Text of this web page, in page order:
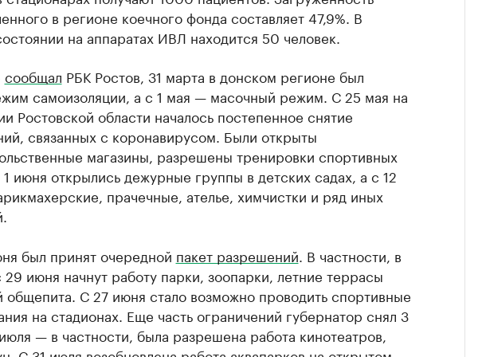
в регионе коечного фонда составляет 47,9%. В
на аппаратах ИВЛ находится 50 человек.
сообщал РБК Ростов, 31 марта в донском регионе был
самоизоляции, а с 1 мая — масочный режим. С 25 мая на
Ростовской области началось постепенное снятие
связанных с коронавирусом. Были открыты
магазины, разрешены тренировки спортивных
июня открылись дежурные группы в детских садах, а с 12
прачечные, ателье, химчистки и ряд иных
был принят очередной пакет разрешений . В частности, в
июня начнут работу парки, зоопарки, летние террасы
общепита. С 27 июня стало возможно проводить спортивные
на стадионах. Еще часть ограничений губернатор снял 3
— в частности, была разрешена работа кинотеатров,